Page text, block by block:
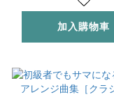
加入購物車